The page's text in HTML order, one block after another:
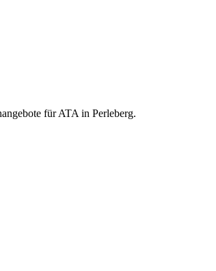
für ATA in Perleberg.